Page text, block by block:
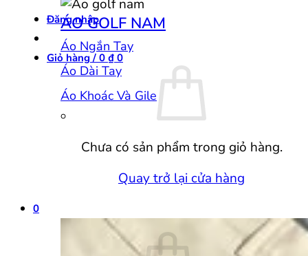
Đăng nhập
Giỏ hàng / 0 ₫ 0
Chưa có sản phẩm trong giỏ hàng.
Quay trở lại cửa hàng
0
ÁO GOLF NAM
Áo Ngắn Tay
Áo Dài Tay
Áo Khoác Và Gile